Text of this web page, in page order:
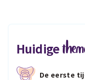
Huidige
De eerste